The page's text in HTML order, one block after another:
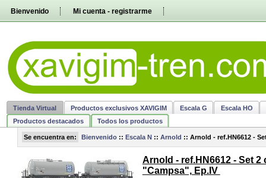
directamente
Bienvenido Mi cuenta - registrarme
Tienda Virtual Productos exclusivos XAVIGIM Escala G Escala HO
Productos destacados
Todos los productos
Se encuentra en: Bienvenido ::Escala N ::Arnold ::Arnold - ref.HN6612 -
Arnold - ref.HN6612 - Set
"Campsa", Ep.IV